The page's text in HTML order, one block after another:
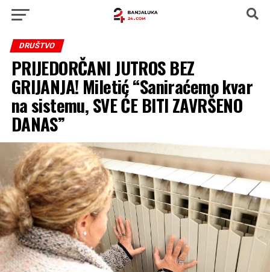
DRUŠTVO
PRIJEDORČANI JUTROS BEZ
GRIJANJA! Miletić “Saniraćemo kvar
na sistemu, SVE ĆE BITI ZAVRŠENO
DANAS”